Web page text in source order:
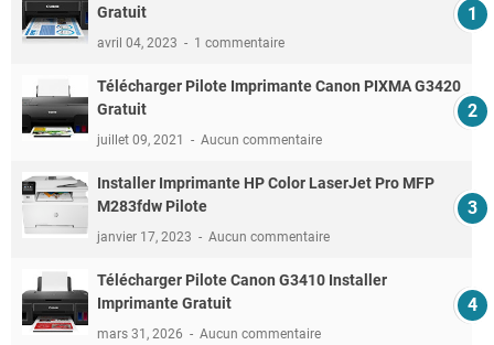
Gratuit
avril 04, 2023 1 commentaire
Télécharger Pilote Imprimante Canon PIXMA G3420
Gratuit
juillet 09, 2021 Aucun commentaire
Installer Imprimante HP Color LaserJet Pro MFP
M283fdw Pilote
janvier 17, 2023 Aucun commentaire
Télécharger Pilote Canon G3410 Installer
Imprimante Gratuit
mars 31, 2026 Aucun commentaire